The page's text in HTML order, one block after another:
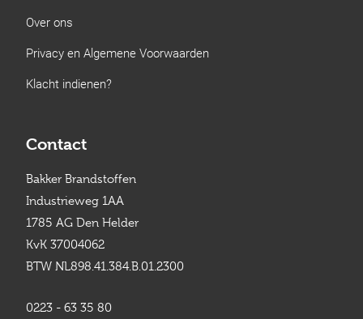
Over ons
Privacy en Algemene Voorwaarden
Klacht indienen?
Contact
Bakker Brandstoffen
Industrieweg 1AA
1785 AG Den Helder
KvK 37004062
BTW NL898.41.384.B.01.2300
0223 - 63 35 80